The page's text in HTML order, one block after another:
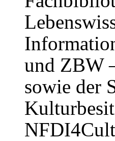
und ZBW
sowie der